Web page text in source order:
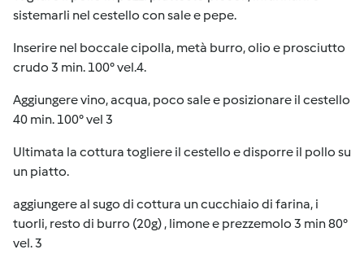
sistemarli nel cestello con sale e pepe.
Inserire nel boccale cipolla, metà burro, olio e prosciutto
crudo 3 min. 100° vel.4.
Aggiungere vino, acqua, poco sale e posizionare il cestello
40 min. 100° vel 3
Ultimata la cottura togliere il cestello e disporre il pollo su
un piatto.
aggiungere al sugo di cottura un cucchiaio di farina, i
tuorli, resto di burro (20g) , limone e prezzemolo 3 min 80°
vel. 3